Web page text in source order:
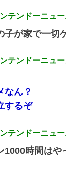
テンドーニュ
子が家で一切
テンドーニュ
なん？
するぞ
テンドーニュ
1000時間はや